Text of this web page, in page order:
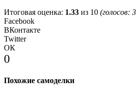
Итоговая оценка: 1.33 из 10 (голосов: 3
Facebook
ВКонтакте
Twitter
ОК
0
Похожие самоделки